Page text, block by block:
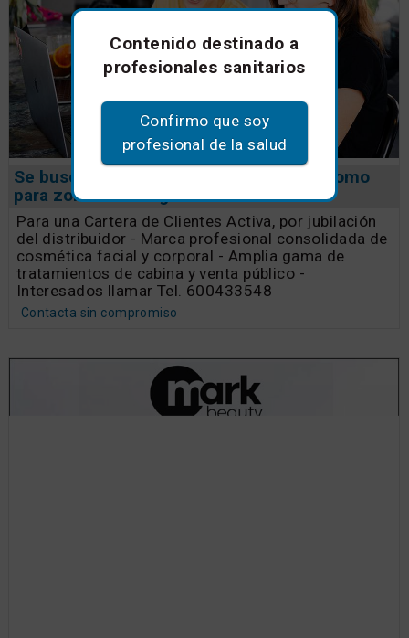
Se busca distribuidor o comercial autónomo
para zona de Málaga
Para una Cartera de Clientes Activa, por jubilación
del distribuidor - Marca profesional consolidada de
cosmética facial y corporal - Amplia gama de
tratamientos de cabina y venta público -
Interesados llamar Tel. 600433548
Contacta sin compromiso
Contenido destinado a
profesionales sanitarios
Confirmo que soy
profesional de la salud